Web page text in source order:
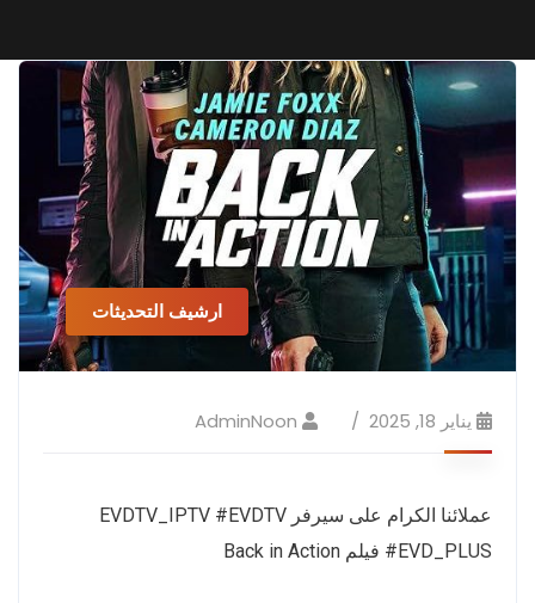
ارشيف التحديثات
يناير 18, 2025 AdminNoon
عملائنا الكرام على سيرفر EVDTV_IPTV #EVDTV
#EVD_PLUS فيلم Back in Action